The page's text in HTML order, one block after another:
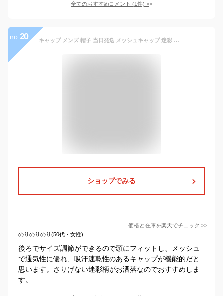
全てのおすすめコメント (1件) >
no. 20 キャップ メンズ 帽子 当日発送 メッシュキャップ 迷彩 涼しい 送料無料 野球帽 通気性抜群 吸汗速乾 紫外線対策 UVカット 日焼け止め メッシュ スポーツ 4色 春夏 日よけ 調節可能 ぼうし ゴルフ 釣り 旅行 登山 ベースボール ギフト 父の日 プレゼント 父の日
ショップでみる
価格と在庫を楽天でチェック >>
のりのりのり(50代・女性)
後ろでサイズ調節ができるので頭にフィットし、メッシュ
で通気性に優れ、吸汗速乾性のあるキャップが機能的だと
思います。さりげない迷彩柄がお洒落なのでおすすめしま
す。